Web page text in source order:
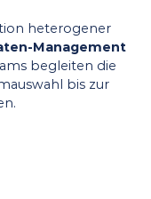
heterogener
Management
begleiten die
bis zur